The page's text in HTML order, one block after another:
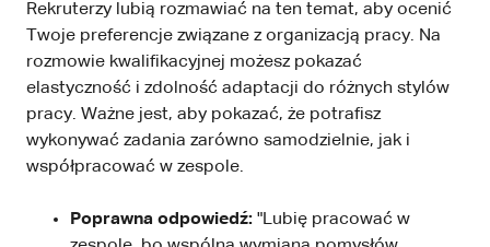
Rekruterzy lubią rozmawiać na ten temat, aby ocenić
Twoje preferencje związane z organizacją pracy. Na
rozmowie kwalifikacyjnej możesz pokazać
elastyczność i zdolność adaptacji do różnych stylów
pracy. Ważne jest, aby pokazać, że potrafisz
wykonywać zadania zarówno samodzielnie, jak i
współpracować w zespole.
Poprawna odpowiedź: "Lubię pracować w